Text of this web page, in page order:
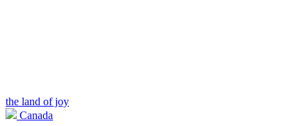
the land of joy
Canada